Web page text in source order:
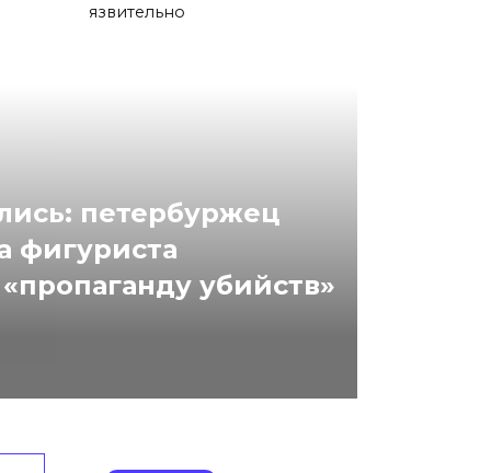
язвительно
петербуржец
фигуриста
убийств»